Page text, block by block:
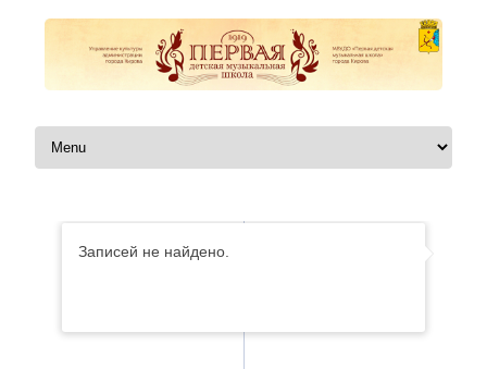
Перейти к содержимому
Записей не найдено.